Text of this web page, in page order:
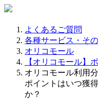
よくあるご質問
各種サービス・そ
オリコモール
【オリコモール】
オリコモール利用
ポイントはいつ獲
か？